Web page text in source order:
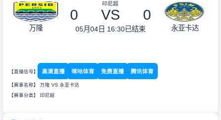
万隆
印尼超
0 VS 0
05月04日 16:30已结束 永亚卡达
【直播信号】 高清直播 咪咕体育 免费直播 腾讯体育
【赛事名称】 万隆 VS 永亚卡达
【赛事分类】 印尼超